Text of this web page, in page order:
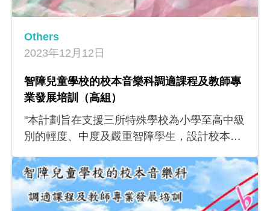
Others
2023年12月12日
智障兒童學校的校本音樂科調適課程及教師專
業發展培訓（高組）
"本計劃旨在支援三所特殊學校為小學至高中級
別的輕度、中度及嚴重智障學生，設計校本音
設計校本音樂科課程的能力。此計劃亦會為其
他特殊學校的音樂科教師舉辦工作坊和經驗分
享會，讓其進一步掌握教導本港智障學生的學